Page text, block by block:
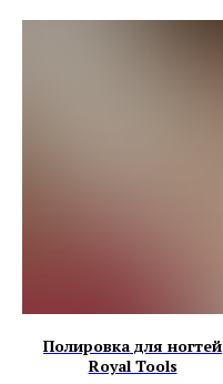
Полировка для ногтей
Royal Tools